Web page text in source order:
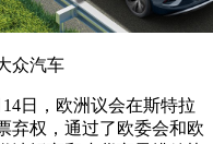
众汽车
日，欧洲议会在斯特拉
弃权，通过了欧委会和欧